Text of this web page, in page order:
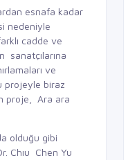
esnafa kadar
nedeniyle
cadde ve
sanatçılarına
ve
projeyle biraz
proje, Ara ara
olduğu gibi
Chıu Chen Yu